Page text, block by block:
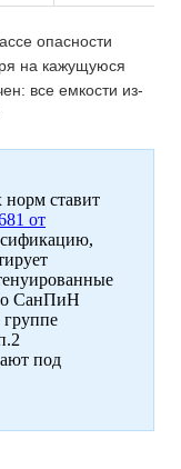
опасности
на кажущуюся
все емкости из-
ставит
от
СанПиН
под